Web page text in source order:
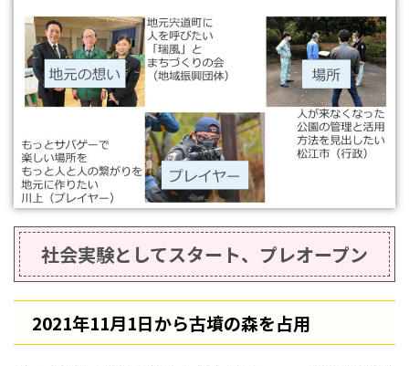
社会実験としてスタート、プレオープン
2021年11月1日から古墳の森を占用